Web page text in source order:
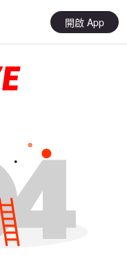
開啟 App